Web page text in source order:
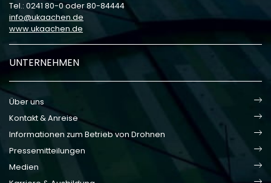
Tel.: 0241 80-0 oder 80-84444
info
ukaachen de
www.ukaachen.de
UNTERNEHMEN
Über uns
Kontakt & Anreise
Informationen zum Betrieb von Drohnen
Pressemitteilungen
Medien